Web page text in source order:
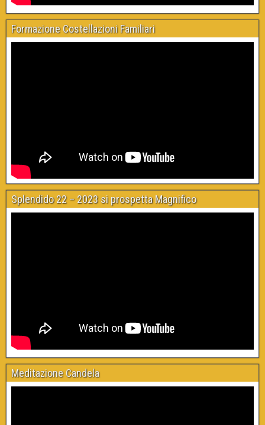
Formazione Costellazioni Familiari
Splendido 22 – 2023 si prospetta Magnifico
Meditazione Candela